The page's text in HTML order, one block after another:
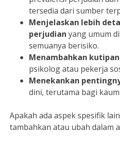
tersedia dari sumber
Menjelaskan lebih
perjudian yang umum
semuanya berisiko.
Menambahkan
psikolog atau pekerja
Menekankan
dini, terutama bagi
Apakah ada aspek spesifik
tambahkan atau ubah dalam